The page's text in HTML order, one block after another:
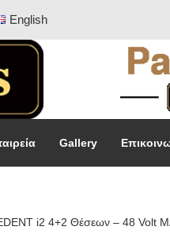
English
Gallery
i2 4+2 Θέσεων – 48 Volt